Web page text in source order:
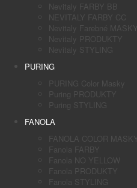
Nevitaly FARBY BB
NEVITALY FARBY CC
Nevitaly Farebné MASKY
Nevitaly PRODUKTY
Nevitaly STYLING
PURING
PURING Color Masky
Puring PRODUKTY
Puring STYLING
FANOLA
FANOLA COLOR MASKY
Fanola FARBY
Fanola NO YELLOW
Fanola PRODUKTY
Fanola STYLING